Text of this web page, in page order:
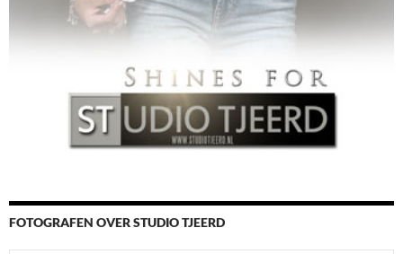
FOTOGRAFEN OVER STUDIO TJEERD